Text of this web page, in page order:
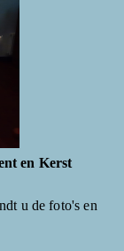
en Kerst
u de foto's en